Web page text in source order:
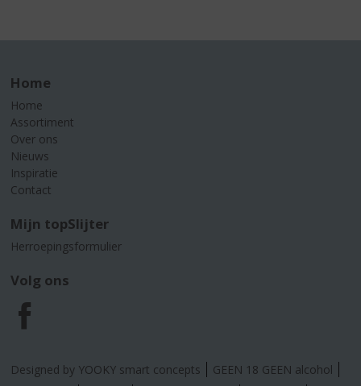
Home
Home
Assortiment
Over ons
Nieuws
Inspiratie
Contact
Mijn topSlijter
Herroepingsformulier
Volg ons
F
a
Designed by YOOKY smart concepts
GEEN 18 GEEN alcohol